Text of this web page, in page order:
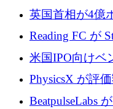
ドラウンドで
英国首相が4億
国の新興企業は
まる」
Reading FC が
協力して AI
米国IPO向けベ
PhysicsX が評
達
BeatpulseLabs